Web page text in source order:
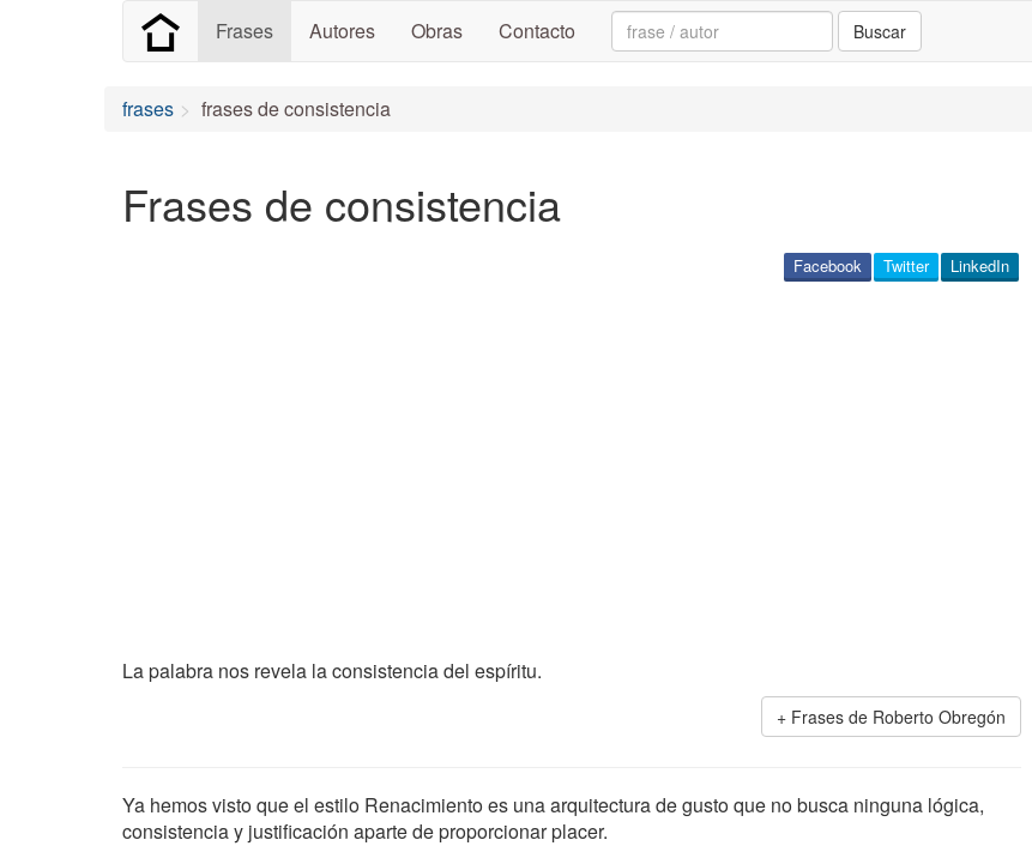
Frases Autores Obras Contacto Search: Buscar
frases frases de consistencia
Frases de consistencia
LinkedIn
Twitter
Facebook
La palabra nos revela la consistencia del espíritu.
Frases de Roberto Obregón
Ya hemos visto que el estilo Renacimiento es una arquitectura de gusto que no busca ninguna lógica,
consistencia y justificación aparte de proporcionar placer.